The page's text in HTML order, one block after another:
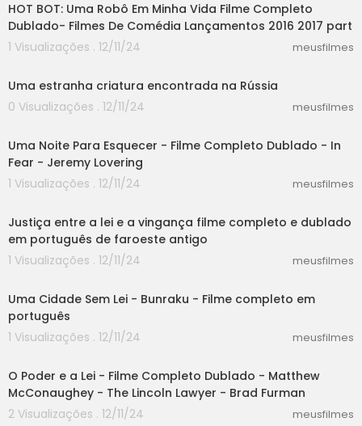
HOT BOT: Uma Robô Em Minha Vida Filme Completo
Dublado- Filmes De Comédia Lançamentos 2016 2017 part
1 Visualizações . 12/11/24
meusfilmes
Uma estranha criatura encontrada na Rússia
0 Visualizações . 12/11/24
meusfilmes
Uma Noite Para Esquecer - Filme Completo Dublado - In
Fear - Jeremy Lovering
1 Visualizações . 12/11/24
meusfilmes
Justiça entre a lei e a vingança filme completo e dublado
em português de faroeste antigo
1 Visualizações . 12/11/24
meusfilmes
Uma Cidade Sem Lei - Bunraku - Filme completo em
português
1 Visualizações . 12/11/24
meusfilmes
O Poder e a Lei - Filme Completo Dublado - Matthew
McConaughey - The Lincoln Lawyer - Brad Furman
2 Visualizações . 12/11/24
meusfilmes